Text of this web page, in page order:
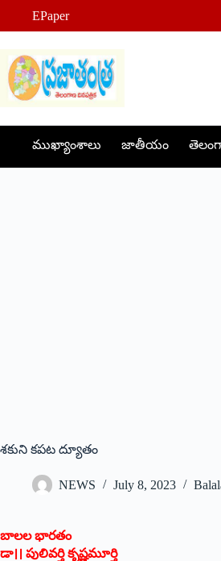
content
EPaper
ముఖ్యాంశాలు జాతీయం
శకుని కపట ద్యూతం
NEWS July 8, 2023
బాలల భారతం
డా।। పులివర్తి కృష్ణమూర్తి